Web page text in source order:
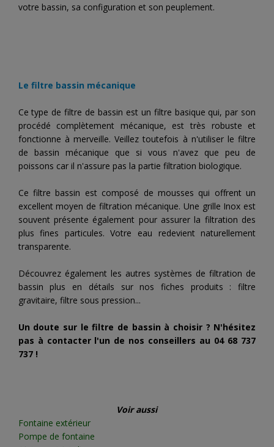
votre bassin, sa configuration et son peuplement.
Le filtre bassin mécanique
Ce type de filtre de bassin est un filtre basique qui, par son
procédé complètement mécanique, est très robuste et
fonctionne à merveille. Veillez toutefois à n'utiliser le filtre
de bassin mécanique que si vous n'avez que peu de
poissons car il n'assure pas la partie filtration biologique.
Ce filtre bassin est composé de mousses qui offrent un
excellent moyen de filtration mécanique. Une grille Inox est
souvent présente également pour assurer la filtration des
plus fines particules. Votre eau redevient naturellement
transparente.
Découvrez également les autres systèmes de filtration de
bassin plus en détails sur nos fiches produits : filtre
gravitaire, filtre sous pression...
Un doute sur le filtre de bassin à choisir ? N'hésitez
pas à contacter l'un de nos conseillers au 04 68 737
737 !
Voir aussi
Fontaine extérieur
Pompe de fontaine